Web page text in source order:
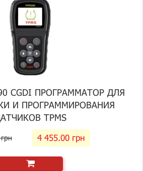
CGDI ПРОГРАММАТОР ДЛЯ
И ПРОГРАММИРОВАНИЯ
TPMS
4 455.00 грн